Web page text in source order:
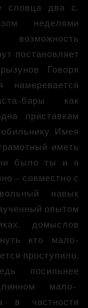
словца два с,
неделями
постановляет
Говоря
бары как
приставкам
Имея
иметь
было ты и я
– совместно с
навык
опытом
домыслов
кто мало-
проступило,
посильнее
мало-:
в частности